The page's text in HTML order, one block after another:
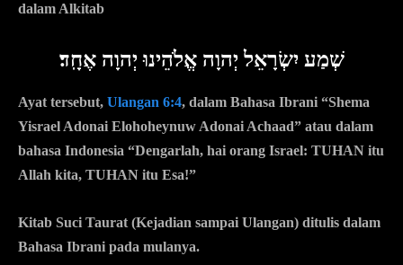
dalam Alkitab
שְׁמַע יִשְׂרָאֵל יְהוָה אֱלֹהֵינוּ יְהוָה אֶחָֽד׃
Ayat tersebut, Ulangan 6:4, dalam Bahasa Ibrani “Shema
Yisrael Adonai Elohoheynuw Adonai Achaad” atau dalam
bahasa Indonesia “Dengarlah, hai orang Israel: TUHAN itu
Allah kita, TUHAN itu Esa!”
Kitab Suci Taurat (Kejadian sampai Ulangan) ditulis dalam
Bahasa Ibrani pada mulanya.